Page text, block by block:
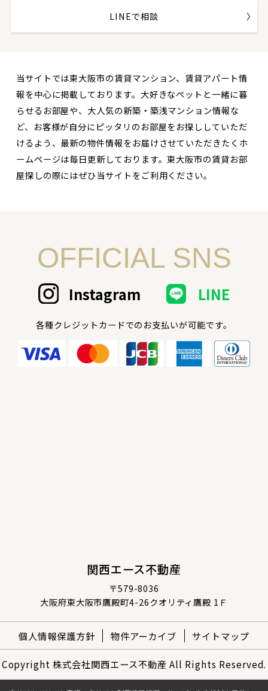
LINEで相談
当サイトでは東大阪市の賃貸マンション、賃貸アパート情
報を中心に掲載しております。大好きなペットと一緒に暮
らせるお部屋や、大人気の新築・築浅マンション情報な
ど、お客様が自分にピッタリのお部屋をお探ししていただ
けるよう、最新の物件情報をお届けさせていただきたくホ
ームページは毎日更新しております。東大阪市の賃貸お部
屋探しの際にはぜひ当サイトをご利用ください。
OFFICIAL SNS
Instagram LINE
各種クレジットカードでのお支払いが可能です。
関西エース不動産
〒579-8036
大阪府東大阪市鷹殿町4-26クオリティ鷹殿 1Ｆ
個人情報保護方針 物件アーカイブ サイトマップ
Copyright 株式会社関西エース不動産 All Rights Reserved.